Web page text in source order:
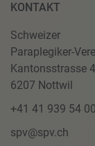
KONTAKT
Schweizer
Paraplegiker-
Kantonsstrasse
6207 Nottwil
+41 41 939 54 00
spv@spv.ch